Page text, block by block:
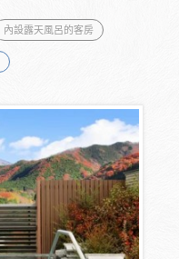
內設露天風呂的客房